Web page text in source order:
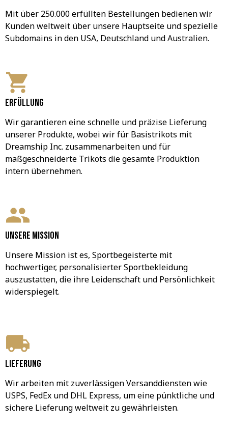
Mit über 250.000 erfüllten Bestellungen bedienen wir
Kunden weltweit über unsere Hauptseite und spezielle
Subdomains in den USA, Deutschland und Australien.
Erfüllung
Wir garantieren eine schnelle und präzise Lieferung
unserer Produkte, wobei wir für Basistrikots mit
Dreamship Inc. zusammenarbeiten und für
maßgeschneiderte Trikots die gesamte Produktion
intern übernehmen.
Unsere Mission
Unsere Mission ist es, Sportbegeisterte mit
hochwertiger, personalisierter Sportbekleidung
auszustatten, die ihre Leidenschaft und Persönlichkeit
widerspiegelt.
Lieferung
Wir arbeiten mit zuverlässigen Versanddiensten wie
USPS, FedEx und DHL Express, um eine pünktliche und
sichere Lieferung weltweit zu gewährleisten.